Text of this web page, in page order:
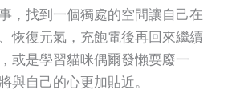
，找到一個獨處的空間讓自己在
恢復元氣，充飽電後再回來繼續
或是學習貓咪偶爾發懶耍廢一
與自己的心更加貼近。